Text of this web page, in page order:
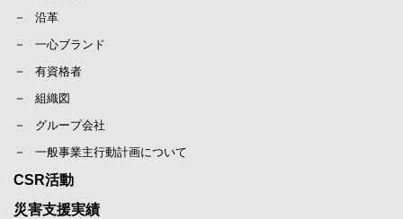
沿革
一心ブランド
有資格者
組織図
グループ会社
一般事業主行動計画について
CSR活動
災害支援実績